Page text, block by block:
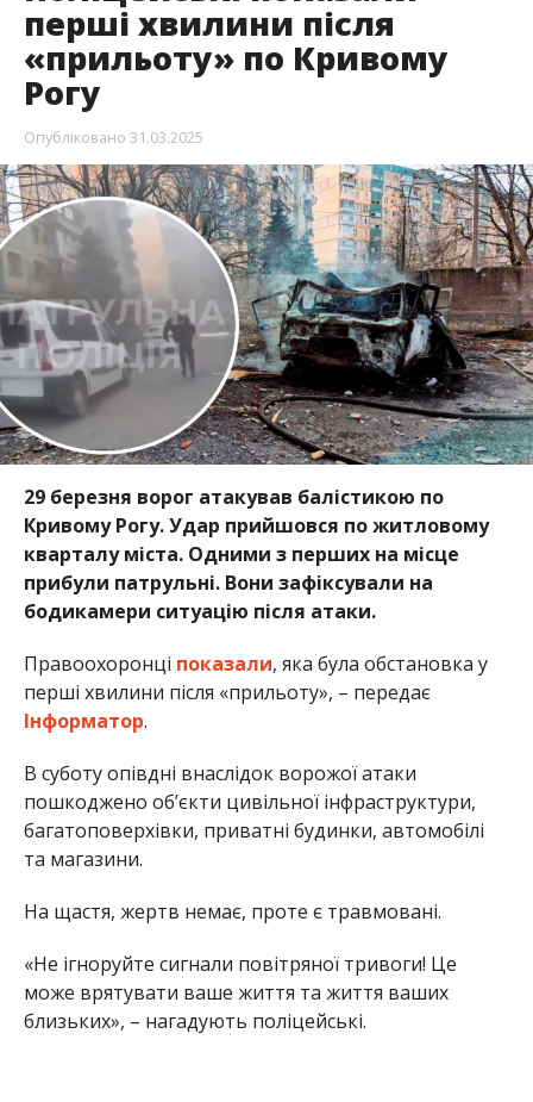
перші хвилини після
«прильоту» по Кривому
Рогу
Опубліковано 31.03.2025
29 березня ворог атакував балістикою по
Кривому Рогу. Удар прийшовся по житловому
кварталу міста. Одними з перших на місце
прибули патрульні. Вони зафіксували на
бодикамери ситуацію після атаки.
Правоохоронці показали, яка була обстановка у
перші хвилини після «прильоту», – передає
Інформатор.
В суботу опівдні внаслідок ворожої атаки
пошкоджено об’єкти цивільної інфраструктури,
багатоповерхівки, приватні будинки, автомобілі
та магазини.
На щастя, жертв немає, проте є травмовані.
«Не ігноруйте сигнали повітряної тривоги! Це
може врятувати ваше життя та життя ваших
близьких», – нагадують поліцейські.